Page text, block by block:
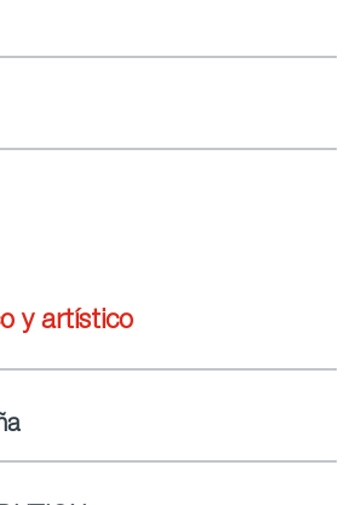
y artístico